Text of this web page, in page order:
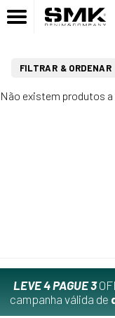
FILTRAR & ORDENAR
Não existem produtos
LEVE 4 PAGUE 3
campanha válida de